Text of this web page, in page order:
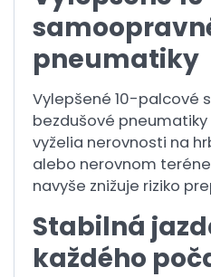
pneumatiky
Vylepšené 10-palcové
bezdušové
vyželia nerovnosti na
alebo nerovnom
navyše znižuje riziko
Stabilná
každého